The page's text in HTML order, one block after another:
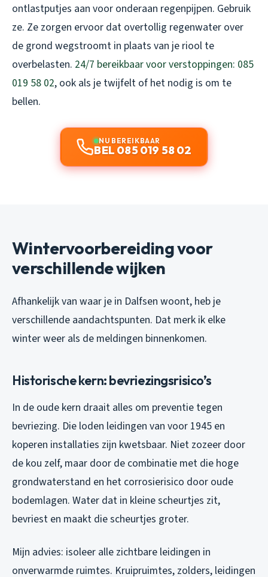
ontlastputjes aan voor onderaan regenpijpen. Gebruik
ze. Ze zorgen ervoor dat overtollig regenwater over
de grond wegstroomt in plaats van je riool te
overbelasten. 24/7 bereikbaar voor verstoppingen: 085
019 58 02, ook als je twijfelt of het nodig is om te
bellen.
NU BEREIKBAAR
BEL 085 019 58 02
Wintervoorbereiding voor
verschillende wijken
Afhankelijk van waar je in Dalfsen woont, heb je
verschillende aandachtspunten. Dat merk ik elke
winter weer als de meldingen binnenkomen.
Historische kern: bevriezingsrisico’s
In de oude kern draait alles om preventie tegen
bevriezing. Die loden leidingen van voor 1945 en
koperen installaties zijn kwetsbaar. Niet zozeer door
de kou zelf, maar door de combinatie met die hoge
grondwaterstand en het corrosierisico door oude
bodemlagen. Water dat in kleine scheurtjes zit,
bevriest en maakt die scheurtjes groter.
Mijn advies: isoleer alle zichtbare leidingen in
onverwarmde ruimtes. Kruipruimtes, zolders, leidingen